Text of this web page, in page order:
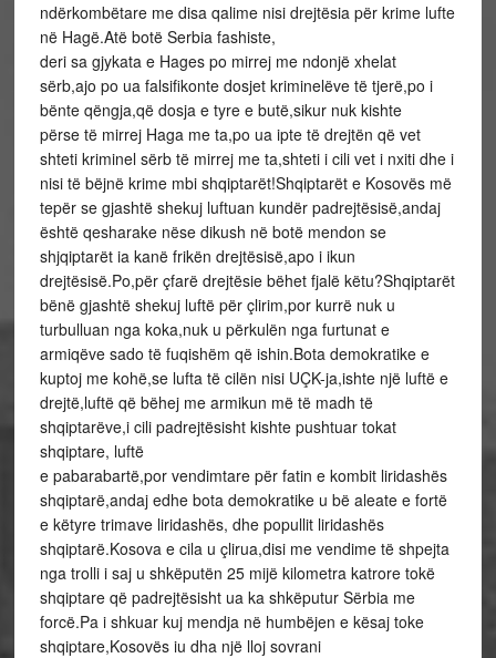
ndërkombëtare me disa qalime nisi drejtësia për krime lufte
në Hagë.Atë botë Serbia fashiste,
deri sa gjykata e Hages po mirrej me ndonjë xhelat
sërb,ajo po ua falsifikonte dosjet kriminelëve të tjerë,po i
bënte qëngja,që dosja e tyre e butë,sikur nuk kishte
përse të mirrej Haga me ta,po ua ipte të drejtën që vet
shteti kriminel sërb të mirrej me ta,shteti i cili vet i nxiti dhe i
nisi të bëjnë krime mbi shqiptarët!Shqiptarët e Kosovës më
tepër se gjashtë shekuj luftuan kundër padrejtësisë,andaj
është qesharake nëse dikush në botë mendon se
shjqiptarët ia kanë frikën drejtësisë,apo i ikun
drejtësisë.Po,për çfarë drejtësie bëhet fjalë këtu?Shqiptarët
bënë gjashtë shekuj luftë për çlirim,por kurrë nuk u
turbulluan nga koka,nuk u përkulën nga furtunat e
armiqëve sado të fuqishëm që ishin.Bota demokratike e
kuptoj me kohë,se lufta të cilën nisi UÇK-ja,ishte një luftë e
drejtë,luftë që bëhej me armikun më të madh të
shqiptarëve,i cili padrejtësisht kishte pushtuar tokat
shqiptare, luftë
e pabarabartë,por vendimtare për fatin e kombit liridashës
shqiptarë,andaj edhe bota demokratike u bë aleate e fortë
e këtyre trimave liridashës, dhe popullit liridashës
shqiptarë.Kosova e cila u çlirua,disi me vendime të shpejta
nga trolli i saj u shkëputën 25 mijë kilometra katrore tokë
shqiptare që padrejtësisht ua ka shkëputur Sërbia me
forcë.Pa i shkuar kuj mendja në humbëjen e kësaj toke
shqiptare,Kosovës iu dha një lloj sovrani